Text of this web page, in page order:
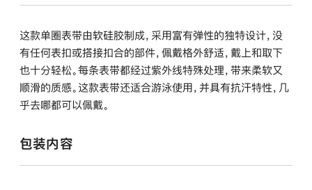
这款单圈表带由软硅胶制成，采用富有弹性的独特设计，没
有任何表扣或搭接扣合的部件，佩戴格外舒适，戴上和取下
也十分轻松。每条表带都经过紫外线特殊处理，带来柔软又
顺滑的质感。这款表带还适合游泳使用，并具有抗汗特性，几
乎去哪都可以佩戴。
包装内容